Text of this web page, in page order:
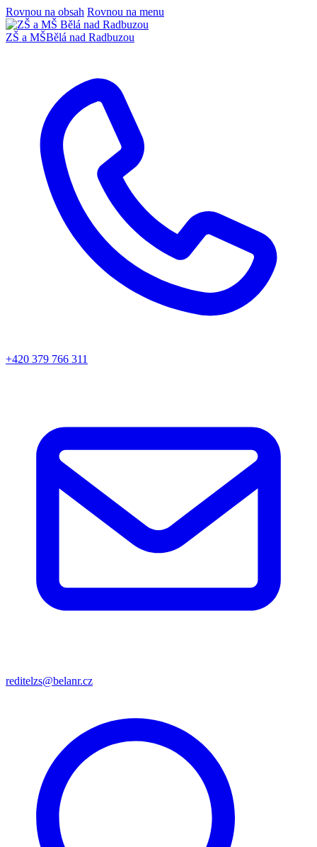
Rovnou na obsah Rovnou na menu
ZŠ a MŠBělá nad Radbuzou
+420 379 766 311
reditelzs@belanr.cz